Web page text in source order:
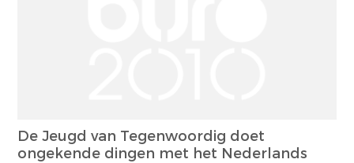
De Jeugd van Tegenwoordig doet
ongekende dingen met het Nederlands